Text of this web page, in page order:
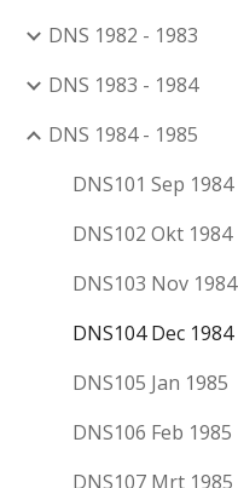
DNS 1982 - 1983
DNS 1983 - 1984
DNS 1984 - 1985
DNS101 Sep 1984
DNS102 Okt 1984
DNS103 Nov 1984
DNS104 Dec 1984
DNS105 Jan 1985
DNS106 Feb 1985
DNS107 Mrt 1985